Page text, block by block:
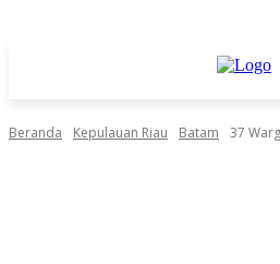
Beranda Kepulauan Riau Batam 37